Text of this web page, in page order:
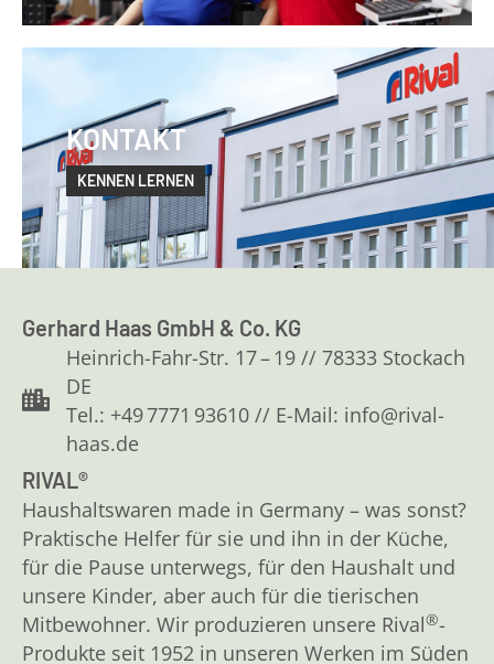
KONTAKT
KENNEN LERNEN
Gerhard Haas GmbH & Co. KG
Heinrich-Fahr-Str. 17 – 19 // 78333 Stockach
DE
Tel.: +49 7771 93610 // E-Mail: info@rival-
haas.de
RIVAL®
Haushaltswaren made in Germany – was sonst?
Praktische Helfer für sie und ihn in der Küche,
für die Pause unterwegs, für den Haushalt und
unsere Kinder, aber auch für die tierischen
Mitbewohner. Wir produzieren unsere Rival®-
Produkte seit 1952 in unseren Werken im Süden